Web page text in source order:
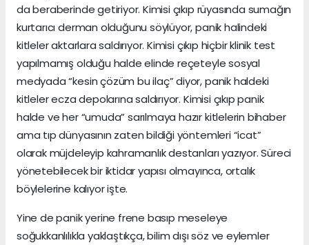
da beraberinde getiriyor. Kimisi çıkıp rüyasında sumağın
kurtarıcı derman olduğunu söylüyor, panik halindeki
kitleler aktarlara saldırıyor. Kimisi çıkıp hiçbir klinik test
yapılmamış olduğu halde elinde reçeteyle sosyal
medyada “kesin çözüm bu ilaç” diyor, panik haldeki
kitleler ecza depolarına saldırıyor. Kimisi çıkıp panik
halde ve her “umuda” sarılmaya hazır kitlelerin bihaber
ama tıp dünyasının zaten bildiği yöntemleri “icat”
olarak müjdeleyip kahramanlık destanları yazıyor. Süreci
yönetebilecek bir iktidar yapısı olmayınca, ortalık
böylelerine kalıyor işte.
Yine de panik yerine frene basıp meseleye
soğukkanlılıkla yaklaştıkça, bilim dışı söz ve eylemler